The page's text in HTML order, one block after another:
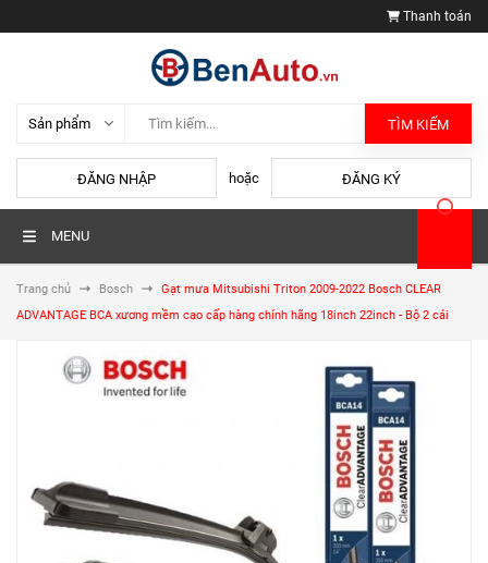
Thanh toán
TÌM KIẾM
ĐĂNG NHẬP hoặc ĐĂNG KÝ
MENU
Trang chủ Bosch
Gạt mưa Mitsubishi Triton 2009-2022 Bosch CLEAR
ADVANTAGE BCA xương mềm cao cấp hàng chính hãng 18inch 22inch - Bộ 2 cái